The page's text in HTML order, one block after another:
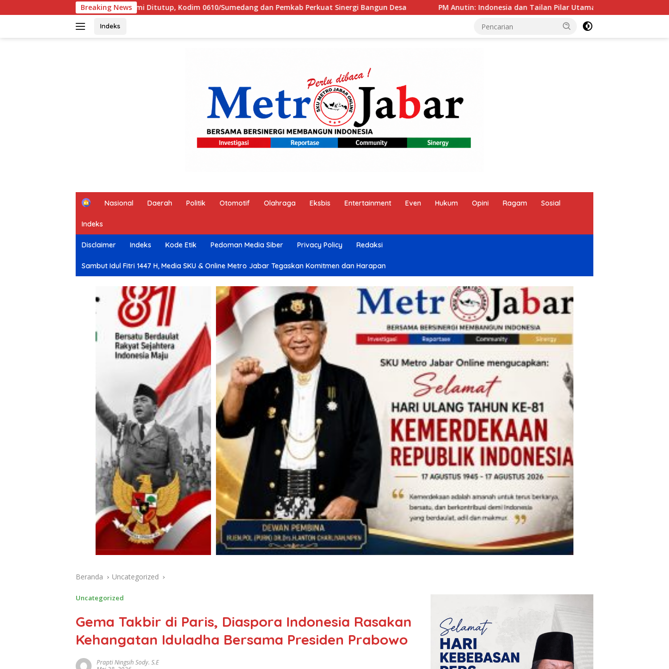
ke
Breaking News
2026 Resmi Ditutup, Kodim 0610/Sumedang dan Pemkab Perkuat Sinergi Bangun Desa PM Anutin: Indonesia dan Tailan Pilar Utama ASEAN, Perkuat Kerja Sama untuk Majukan
Indeks
H
m
e
Nasional Daerah Politik Otomotif Olahraga Eksbis Entertainment Even Hukum Opini Ragam Sosial
Indeks
Disclaimer Indeks Kode Etik Pedoman Media Siber Privacy Policy Redaksi
Sambut Idul Fitri 1447 H, Media SKU & Online Metro Jabar Tegaskan Komitmen dan Harapan
Beranda Uncategorized
Uncategorized
Gema Takbir di Paris, Diaspora Indonesia Rasakan
Kehangatan Iduladha Bersama Presiden Prabowo
Prapti Ningsih Sody. S.E